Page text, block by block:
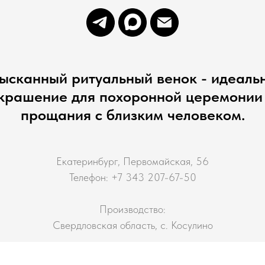
ритуальный венок -
для похоронной
прощания с близким человеком.
Екатеринбург, Первомайская, 56
Телефон: +7 343 207-67-50
Производство:
Свердловская область, с. Косулино